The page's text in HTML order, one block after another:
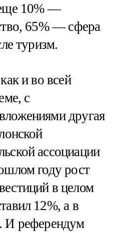
10% —
65% — сфера
туризм.
и во всей
с
другая
ассоциации
году рост
в целом
12%, а в
И референдум